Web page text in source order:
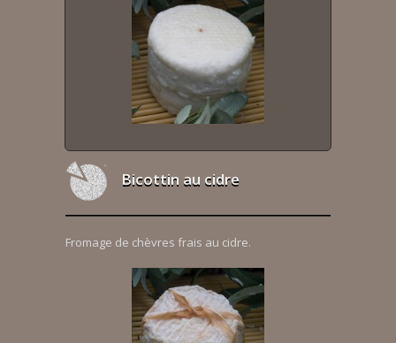
Bicottin au cidre
Fromage de chèvres frais au cidre.